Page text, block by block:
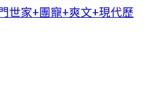
世家+團寵+爽文+現代歷